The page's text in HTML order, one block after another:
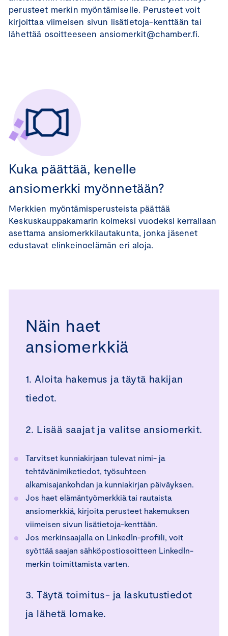
Näin haet
ansiomerkkiä
1. Aloita hakemus ja täytä hakijan
tiedot.
2. Lisää saajat ja valitse ansiomerkit.
Tarvitset kunniakirjaan tulevat nimi- ja
tehtävänimiketiedot, työsuhteen
alkamisajankohdan ja kunniakirjan päiväyksen.
Jos haet elämäntyömerkkiä tai rautaista
ansiomerkkiä, kirjoita perusteet hakemuksen
viimeisen sivun lisätietoja-kenttään.
Jos merkinsaajalla on LinkedIn-profiili, voit
syöttää saajan sähköpostiosoitteen LinkedIn-
merkin toimittamista varten.
3. Täytä toimitus- ja laskutustiedot
ja lähetä lomake.
perusteet merkin myöntämiselle. Perusteet voit
kirjoittaa viimeisen sivun lisätietoja-kenttään tai
lähettää osoitteeseen ansiomerkit@chamber.fi.
Kuka päättää, kenelle
ansiomerkki myönnetään?
Merkkien myöntämisperusteista päättää
Keskuskauppakamarin kolmeksi vuodeksi kerrallaan
asettama ansiomerkkilautakunta, jonka jäsenet
edustavat elinkeinoelämän eri aloja.